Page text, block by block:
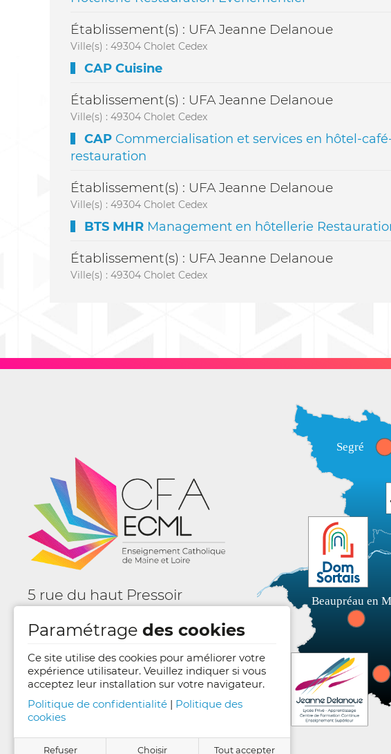
Établissement(s) : UFA Jeanne Delanoue
Ville(s) : 49304 Cholet Cedex
CAP Cuisine
Établissement(s) : UFA Jeanne Delanoue
Ville(s) : 49304 Cholet Cedex
CAP Commercialisation et services en hôtel-
restauration
Établissement(s) : UFA Jeanne Delanoue
Ville(s) : 49304 Cholet Cedex
BTS MHR Management en hôtellerie
Établissement(s) : UFA Jeanne Delanoue
Ville(s) : 49304 Cholet Cedex
Paramétrage des cookies
Ce site utilise des cookies pour améliorer votre
expérience utilisateur. Veuillez indiquer si vous
acceptez leur installation sur votre navigateur.
Politique de confidentialité | Politique des
cookies
Refuser Choisir Tout accepter
5 rue du haut Pressoir
Nous contacter